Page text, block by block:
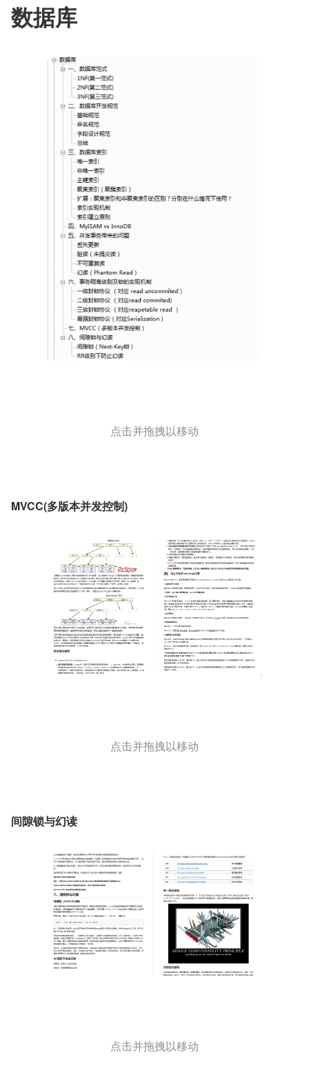
数据库
点击并拖拽以移动
MVCC(多版本并发控制)
点击并拖拽以移动
间隙锁与幻读
点击并拖拽以移动